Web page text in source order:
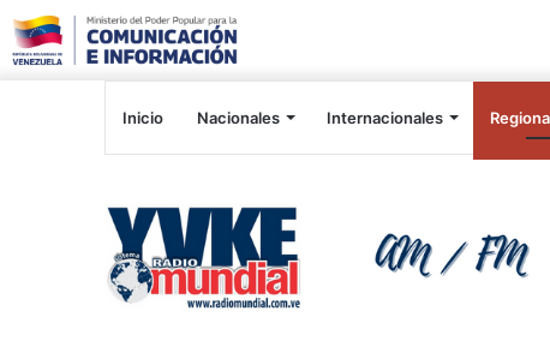
Inicio Nacionales Internacionales